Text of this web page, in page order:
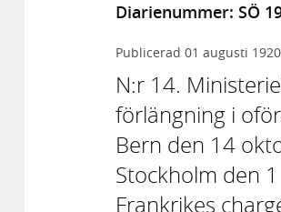
Diarienummer: SÖ
Publicerad 01 augusti 1920
N:r 14.
förlängning i
Bern den 14
Stockholm den
Frankrikes